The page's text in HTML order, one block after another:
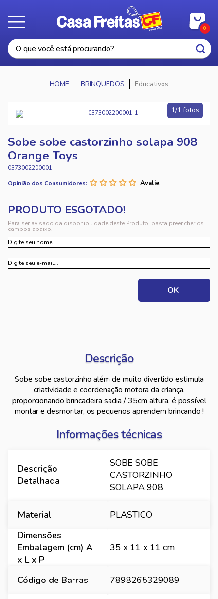
0
BRINQUEDOS Educativos
1/1 fotos
Sobe sobe castorzinho solapa 908
Orange Toys
0373002200001
Opinião dos Consumidores:
Para ser avisado da disponibilidade deste Produto, basta preencher os
campos abaixo.
Descrição
Sobe sobe castorzinho além de muito divertido estimula
criatividade e coordenação motora da criança,
proporcionando brincadeira sadia / 35cm altura, é possível
montar e desmontar, os pequenos aprendem brincando !
Informações técnicas
Descrição
Detalhada
SOBE SOBE
CASTORZINHO
SOLAPA 908
Material
PLASTICO
Dimensões
Embalagem (cm) A
x L x P
35 x 11 x 11 cm
Código de Barras 7898265329089